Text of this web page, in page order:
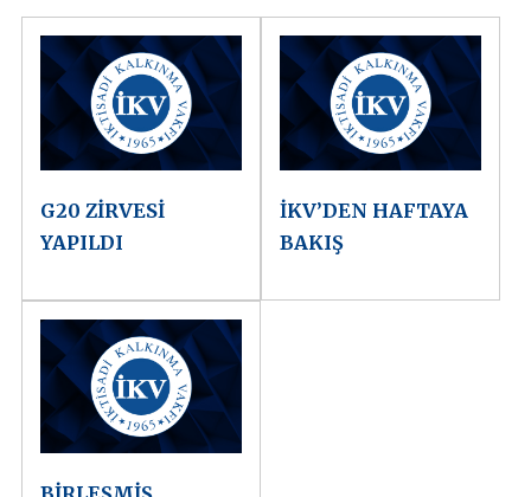
G20 ZİRVESİ
YAPILDI
İKV’DEN HAFTAYA
BAKIŞ